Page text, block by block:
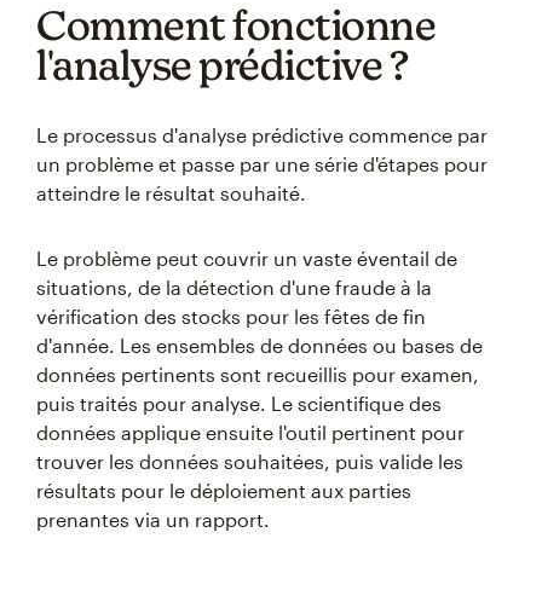
Comment fonctionne
l'analyse prédictive ?
Le processus d'analyse prédictive commence par
un problème et passe par une série d'étapes pour
atteindre le résultat souhaité.
Le problème peut couvrir un vaste éventail de
situations, de la détection d'une fraude à la
vérification des stocks pour les fêtes de fin
d'année. Les ensembles de données ou bases de
données pertinents sont recueillis pour examen,
puis traités pour analyse. Le scientifique des
données applique ensuite l'outil pertinent pour
trouver les données souhaitées, puis valide les
résultats pour le déploiement aux parties
prenantes via un rapport.